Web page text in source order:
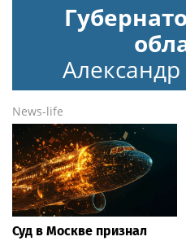
News-life
Суд в Москве признал